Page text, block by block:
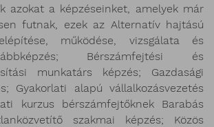
azokat a képzéseinket, amelyek már
futnak, ezek az Alternatív hajtású
működése, vizsgálata és
Bérszámfejtési és
munkatárs képzés; Gazdasági
Gyakorlati alapú vállalkozásvezetés
kurzus bérszámfejtőknek Barabás
szakmai képzés; Közös